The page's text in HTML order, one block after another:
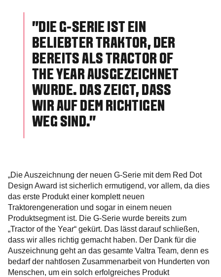
"DIE G-SERIE IST EIN
BELIEBTER TRAKTOR, DER
BEREITS ALS TRACTOR OF
THE YEAR AUSGEZEICHNET
WURDE. DAS ZEIGT, DASS
WIR AUF DEM RICHTIGEN
WEG SIND."
„Die Auszeichnung der neuen G-Serie mit dem Red Dot
Design Award ist sicherlich ermutigend, vor allem, da dies
das erste Produkt einer komplett neuen
Traktorengeneration und sogar in einem neuen
Produktsegment ist. Die G-Serie wurde bereits zum
„Tractor of the Year“ gekürt. Das lässt darauf schließen,
dass wir alles richtig gemacht haben. Der Dank für die
Auszeichnung geht an das gesamte Valtra Team, denn es
bedarf der nahtlosen Zusammenarbeit von Hunderten von
Menschen, um ein solch erfolgreiches Produkt